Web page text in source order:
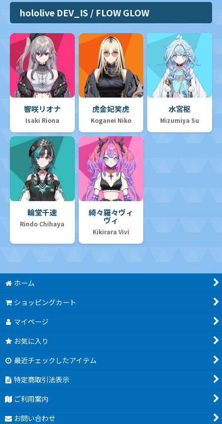
hololive DEV_IS / FLOW GLOW
響咲リオナ
Isaki Riona
虎金妃笑虎
Koganei Niko
水宮枢
Mizumiya Su
輪堂千速
Rindo Chihaya
綺々羅々ヴィ
ヴィ
Kikirara Vivi
ホーム
ショッピングカート
マイページ
お気に入り
最近チェックしたアイテム
特定商取引法表示
ご利用案内
お問い合わせ